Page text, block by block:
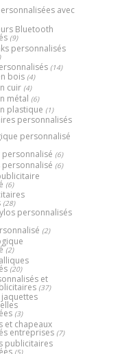
avec
Bluetooth
(9)
personnalisés
(14)
bois (4)
cuir (4)
métal (6)
plastique (1)
personnalisés
personnalisé
(6)
personnalisé (6)
(6)
(28)
personnalisés
(2)
(2)
(20)
et
(37)
(3)
et chapeaux
entreprises (7)
publicitaires
(5)